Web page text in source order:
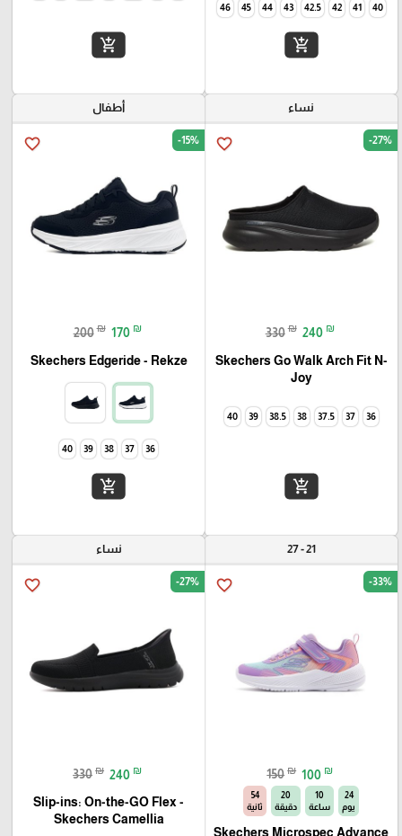
40
41
42
42.5
43
44
45
46
add_shopping_cart
add_shopping_cart
نساء
favorite_border -27%
330 ₪ 240 ₪
Skechers Go Walk Arch Fit N-
Joy
36
37
37.5
38
38.5
39
40
add_shopping_cart
أطفال
favorite_border -15%
200 ₪ 170 ₪
Skechers Edgeride - Rekze‏
36
37
38
39
40
add_shopping_cart
21 - 27
favorite_border -33%
150 ₪ 100 ₪
24
يوم
10
ساعة
20
دقيقة
53
ثانية
Skechers Microspec Advance
نساء
favorite_border -27%
330 ₪ 240 ₪
Slip-ins: On-the-GO Flex -
Camellia‏ Skechers